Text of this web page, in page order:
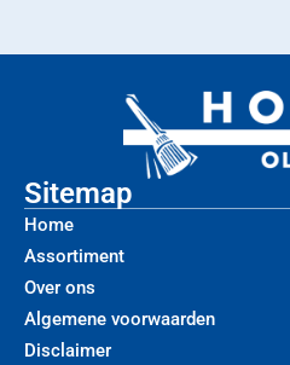
Sitemap
Home
Assortiment
Over ons
Algemene voorwaarden
Disclaimer